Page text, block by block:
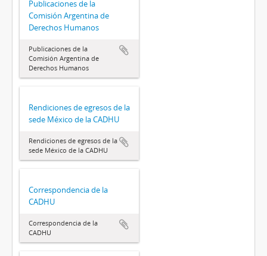
Publicaciones de la
Comisión Argentina de
Derechos Humanos
Publicaciones de la
Comisión Argentina de
Derechos Humanos
Rendiciones de egresos de la
sede México de la CADHU
Rendiciones de egresos de la
sede México de la CADHU
Correspondencia de la
CADHU
Correspondencia de la
CADHU